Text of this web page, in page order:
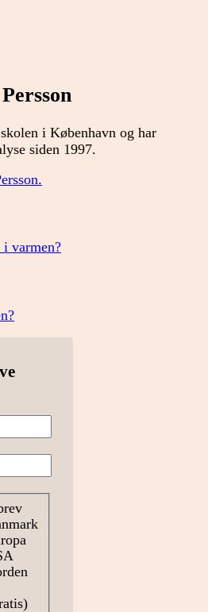
i København og har
siden 1997.
i varmen?